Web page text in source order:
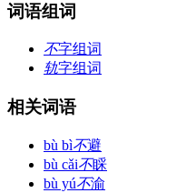
词语组词
不字组词
轨字组词
相关词语
bù bì不避
bù cǎi不睬
bù yú不渝